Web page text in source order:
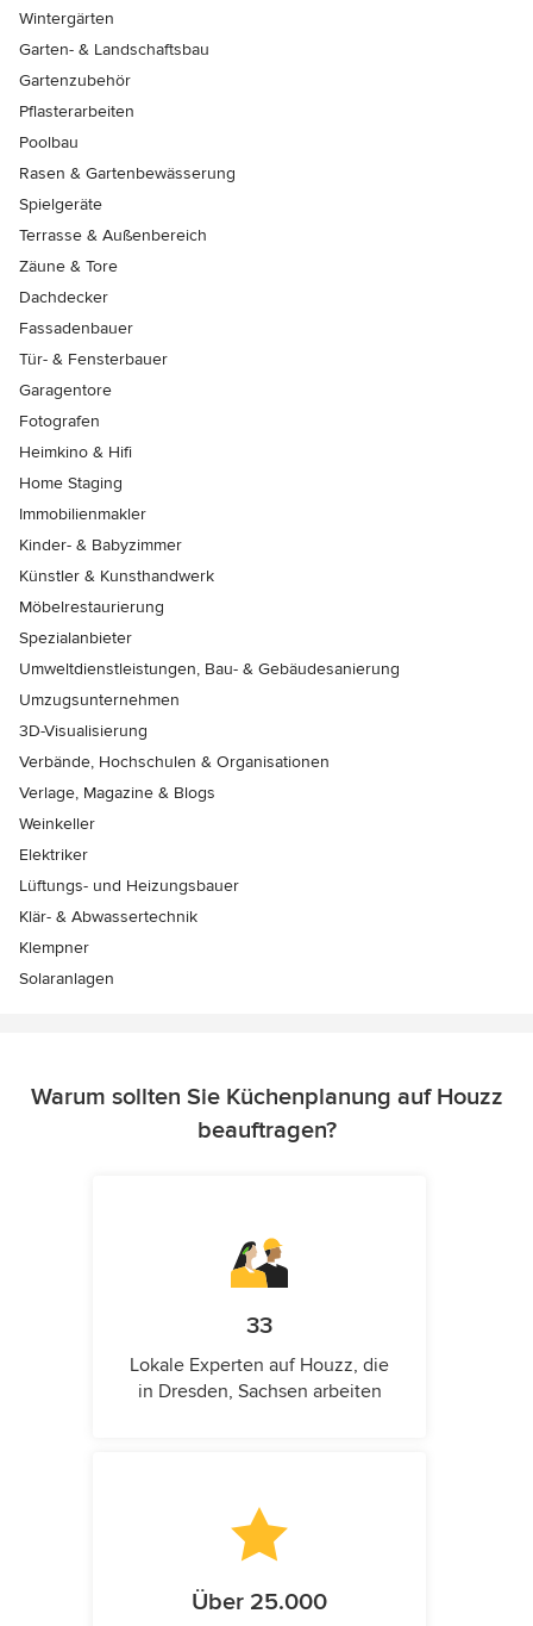
Wintergärten
Garten- & Landschaftsbau
Gartenzubehör
Pflasterarbeiten
Poolbau
Rasen & Gartenbewässerung
Spielgeräte
Terrasse & Außenbereich
Zäune & Tore
Dachdecker
Fassadenbauer
Tür- & Fensterbauer
Garagentore
Fotografen
Heimkino & Hifi
Home Staging
Immobilienmakler
Kinder- & Babyzimmer
Künstler & Kunsthandwerk
Möbelrestaurierung
Spezialanbieter
Umweltdienstleistungen, Bau- & Gebäudesanierung
Umzugsunternehmen
3D-Visualisierung
Verbände, Hochschulen & Organisationen
Verlage, Magazine & Blogs
Weinkeller
Elektriker
Lüftungs- und Heizungsbauer
Klär- & Abwassertechnik
Klempner
Solaranlagen
Warum sollten Sie Küchenplanung auf Houzz
beauftragen?
33
Lokale Experten auf Houzz, die
in Dresden, Sachsen arbeiten
Über 25.000